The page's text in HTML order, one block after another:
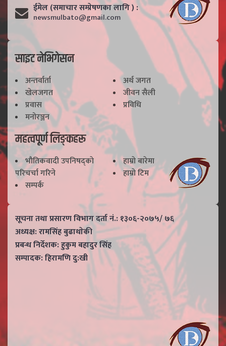
ईमेल (समाचार सम्प्रेषणका लागि ) :
newsmulbato@gmail.com
साइट नेभिगेसन
अन्तर्वार्ता
अर्थ जगत
खेलजगत
जीवन सैली
प्रवास
प्रविधि
मनोरञ्जन
महत्वपूर्ण लिङ्कहरू
भाैतिकवादी उपनिषद्काे
परिचर्चा गरिने
हाम्राे बारेमा
हाम्राे टिम
सम्पर्क
सूचना तथा प्रसारण विभाग दर्ता नं.: १३०६-२०७५/ ७६
अध्यक्ष: रामसिंह बुढाथाेकी
प्रबन्ध निर्देशक: हुकुम बहादुर सिंह
सम्पादक: हिरामणि दु:खी